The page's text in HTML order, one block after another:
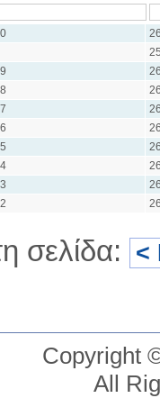
σελίδα: <
Copyright
All